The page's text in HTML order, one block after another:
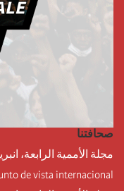
صحافتنا
مجلة الأممية الرابعة،
de vista internacional